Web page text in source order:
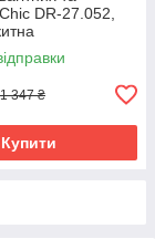
DR-27.052,
1 347 ₴
Купити